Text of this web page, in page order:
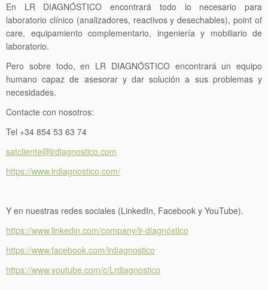
En LR DIAGNÓSTICO encontrará todo lo necesario para
laboratorio clínico (analizadores, reactivos y desechables), point of
care, equipamiento complementario, ingeniería y mobiliario de
laboratorio.
Pero sobre todo, en LR DIAGNÓSTICO encontrará un equipo
humano capaz de asesorar y dar solución a sus problemas y
necesidades.
Contacte con nosotros:
Tel +34 854 53 63 74
satcliente@lrdiagnostico.com
https://www.lrdiagnostico.com/
Y en nuestras redes sociales (LinkedIn, Facebook y YouTube).
https://www.linkedin.com/company/lr-diagnóstico
https://www.facebook.com/lrdiagnostico
https://www.youtube.com/c/Lrdiagnostico